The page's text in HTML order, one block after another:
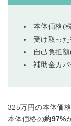
本体価格(
受け取った
自己負担
補助金カ
325万円の本体価
本体価格の約97%